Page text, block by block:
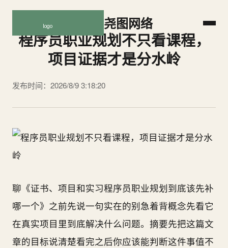
尧图网络
程序员职业规划不只看课程，
项目证据才是分水岭
发布时间：2026/8/9 3:18:20
聊《证书、项目和实习程序员职业规划到底该先补
哪一个》之前先说一句实在的别急着背概念先看它
在真实项目里到底解决什么问题。摘要先把这篇文
章的目标说清楚看完之后你应该能判断这件事值不